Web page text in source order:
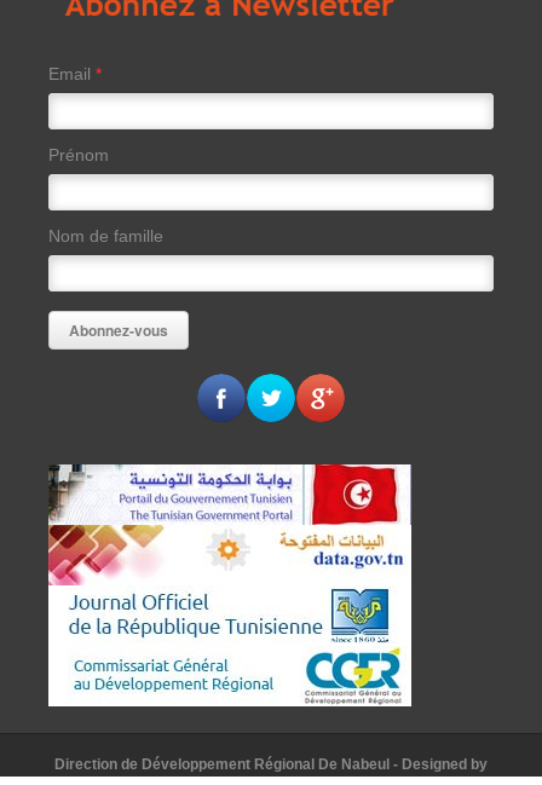
Email *
Prénom
Nom de famille
Direction de Développement Régional De Nabeul - Designed by